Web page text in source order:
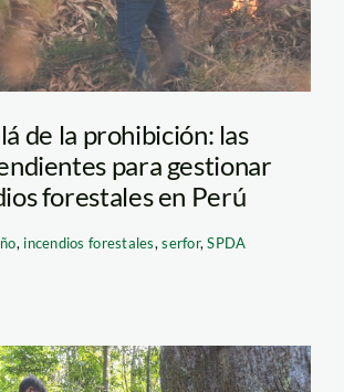
de la prohibición: las
para gestionar
forestales en Perú
, incendios forestales,serfor,SPDA